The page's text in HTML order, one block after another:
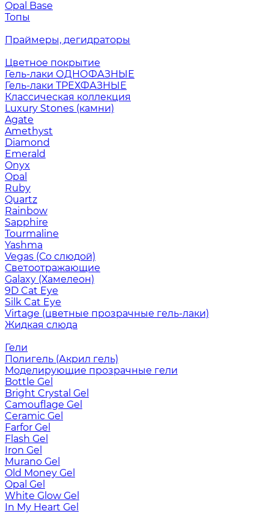
Opal Base
Топы
Праймеры, дегидраторы
Цветное покрытие
Гель-лаки ОДНОФАЗНЫЕ
Гель-лаки ТРЕХФАЗНЫЕ
Классическая коллекция
Luxury Stones (камни)
Agate
Amethyst
Diamond
Emerald
Onyx
Opal
Ruby
Quartz
Rainbow
Sapphire
Tourmaline
Yashma
Vegas (Со слюдой)
Светоотражающие
Galaxy (Хамелеон)
9D Cat Eye
Silk Cat Eye
Virtage (цветные прозрачные гель-лаки)
Жидкая слюда
Гели
Полигель (Акрил гель)
Моделирующие прозрачные гели
Bottle Gel
Bright Crystal Gel
Camouflage Gel
Ceramic Gel
Farfor Gel
Flash Gel
Iron Gel
Murano Gel
Old Money Gel
Opal Gel
White Glow Gel
In My Heart Gel